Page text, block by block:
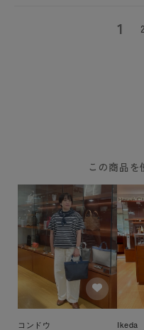
1 2
この商品を
コンドウ
Ikeda